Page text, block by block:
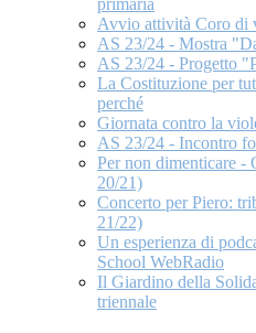
primaria
Avvio attività Coro di
AS 23/24 - Mostra
AS 23/24 - Progetto
La Costituzione per
perché
Giornata contro la
AS 23/24 - Incontro
Per non dimenticare -
20/21)
Concerto per Piero:
21/22)
Un esperienza di
School WebRadio
Il Giardino della
triennale